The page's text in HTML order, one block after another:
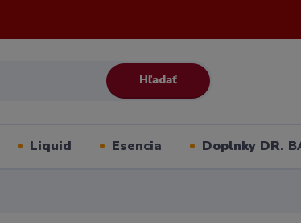
Hľadať
Liquid Esencia Doplnky DR.